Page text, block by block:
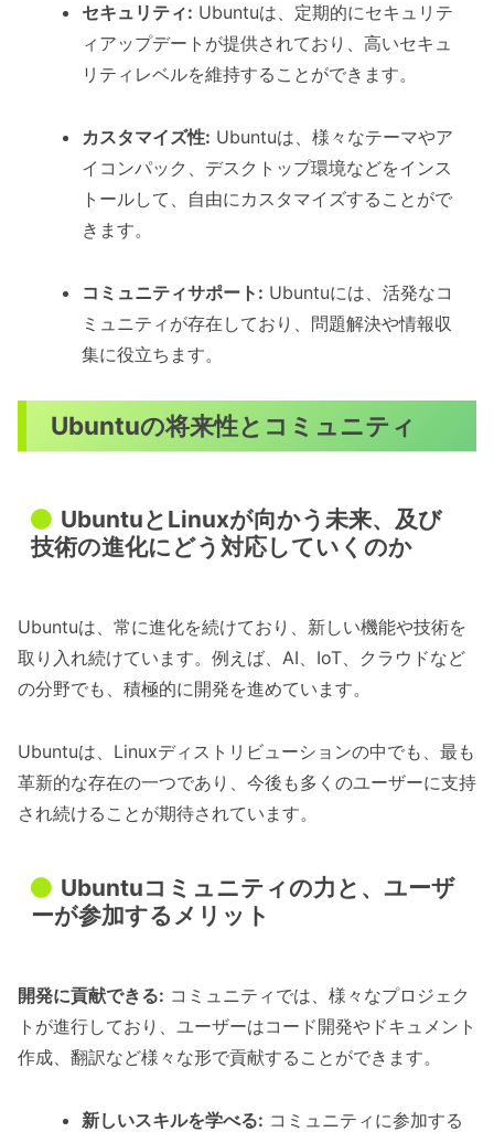
セキュリティ: Ubuntuは、定期的にセキュリテ
ィアップデートが提供されており、高いセキュ
リティレベルを維持することができます。
カスタマイズ性: Ubuntuは、様々なテーマやア
イコンパック、デスクトップ環境などをインス
トールして、自由にカスタマイズすることがで
きます。
コミュニティサポート: Ubuntuには、活発なコ
ミュニティが存在しており、問題解決や情報収
集に役立ちます。
Ubuntuの将来性とコミュニティ
UbuntuとLinuxが向かう未来、及び
技術の進化にどう対応していくのか
Ubuntuは、常に進化を続けており、新しい機能や技術を
取り入れ続けています。例えば、AI、IoT、クラウドなど
の分野でも、積極的に開発を進めています。
Ubuntuは、Linuxディストリビューションの中でも、最も
革新的な存在の一つであり、今後も多くのユーザーに支持
され続けることが期待されています。
Ubuntuコミュニティの力と、ユーザ
ーが参加するメリット
開発に貢献できる: コミュニティでは、様々なプロジェク
トが進行しており、ユーザーはコード開発やドキュメント
作成、翻訳など様々な形で貢献することができます。
新しいスキルを学べる: コミュニティに参加する